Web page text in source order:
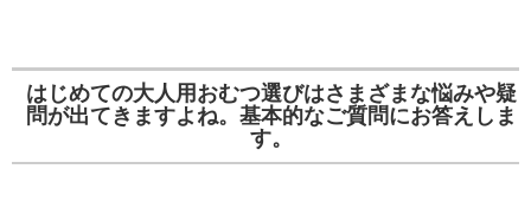
はじめての大人用おむつ選びはさまざまな悩みや疑
問が出てきますよね。基本的なご質問にお答えしま
す。